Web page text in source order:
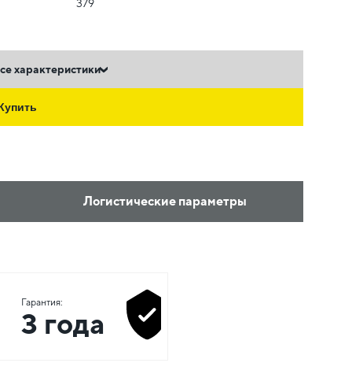
379
характеристики
Логистические параметры
Гарантия:
3 года